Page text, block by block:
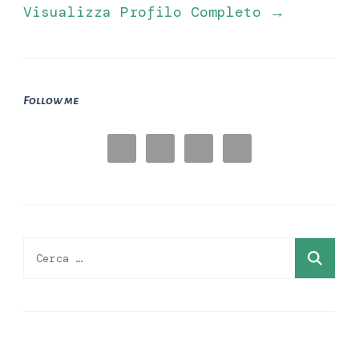
Visualizza Profilo Completo →
Follow me
Ricerca